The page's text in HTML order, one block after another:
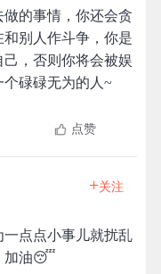
的事情，你还会贪
别人作斗争，你是
，否则你将会被娱
个碌碌无为的人~
点赞
+关注
点点小事儿就扰乱
加油😴